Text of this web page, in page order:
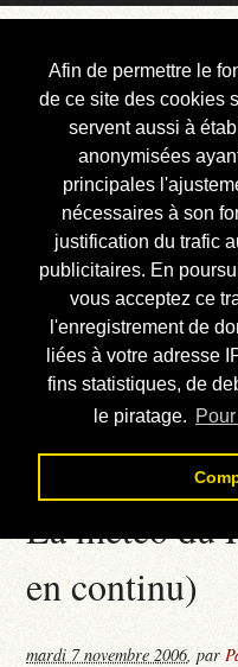
Afin de permettre le
de ce site des cookies
servent aussi à
anonymisées
principales
nécessaires à son
justification du trafic
publicitaires. En
vous acceptez ce
l'enregistrement de
liées à votre adresse
fins statistiques, de
le piratage.
Courbis, «
Blog Officiel
Bienvenue
Réalisations
Divers (et d’été)
Annonces
Liens externes
Téléchargement
Contact
La météo du
en continu)
mardi 7 novembre 2006,par